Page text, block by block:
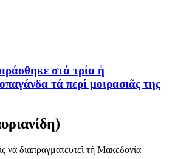
στά τρία ἡ
τά περί μοιρασιᾶς της
νά διαπραγματευτεῖ τή Μακεδονία